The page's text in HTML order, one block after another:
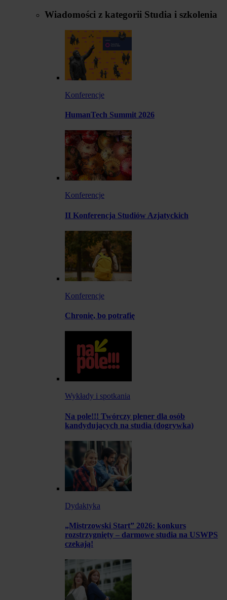
Wiadomości z kategorii Studia i szkolenia
Konferencje
HumanTech Summit 2026
Konferencje
II Konferencja Studiów Azjatyckich
Konferencje
Chronię, bo potrafię
Wykłady i spotkania
Na pole!!! Twórczy plener dla osób
kandydujących na studia (dogrywka)
Dydaktyka
„Mistrzowski Start” 2026: konkurs
rozstrzygnięty – darmowe studia na USWPS
czekają!